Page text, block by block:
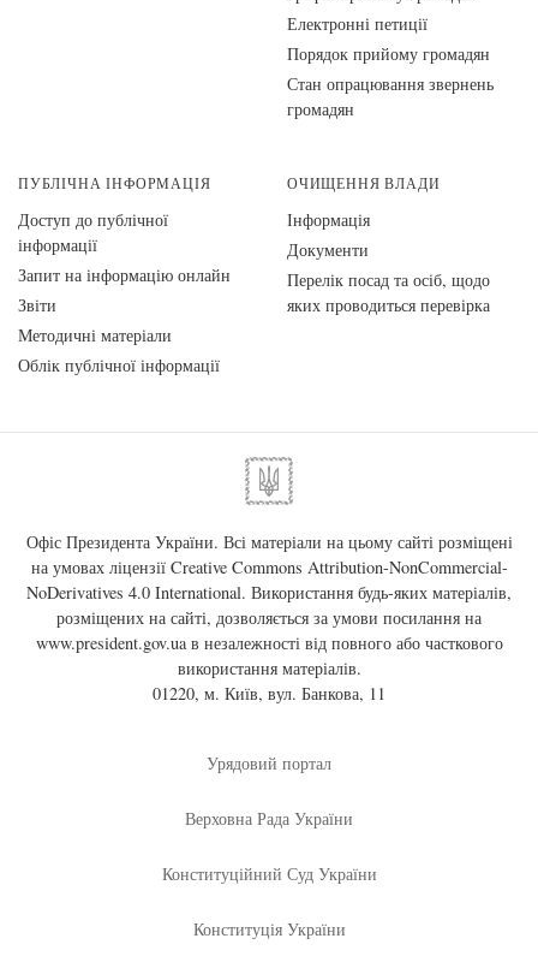
Електронні петиції
Порядок прийому громадян
Стан опрацювання звернень
громадян
ПУБЛІЧНА ІНФОРМАЦІЯ
Доступ до публічної
інформації
Запит на інформацію онлайн
Звіти
Методичні матеріали
Облік публічної інформації
ОЧИЩЕННЯ ВЛАДИ
Інформація
Документи
Перелік посад та осіб, щодо
яких проводиться перевірка
Офіс Президента України. Всі матеріали на цьому сайті розміщені
на умовах ліцензії Creative Commons Attribution-NonCommercial-
NoDerivatives 4.0 International. Використання будь-яких матеріалів,
розміщених на сайті, дозволяється за умови посилання на
www.president.gov.uaв незалежності від повного або часткового
використання матеріалів.
01220, м. Київ, вул. Банкова, 11
Урядовий портал
Верховна Рада України
Конституційний Суд України
Конституція України